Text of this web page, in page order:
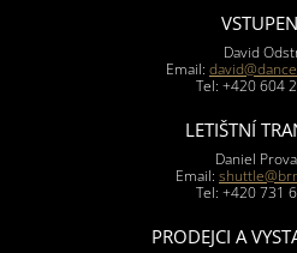
David
Email:
Tel: +420 604
LETIŠTNÍ
Daniel
Email:
Tel: +420 731
PRODEJCI A